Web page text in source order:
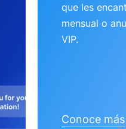
que les
mensual o
VIP.
Conoce más